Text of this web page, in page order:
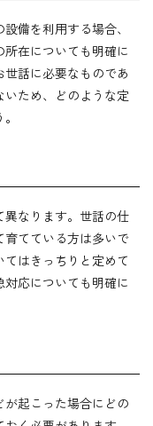
備を利用する場合、
在についても明確に
話に必要なものであ
ため、どのような定
なります。世話の仕
てている方は多いで
はきっちりと定めて
応についても明確に
起こった場合にどの